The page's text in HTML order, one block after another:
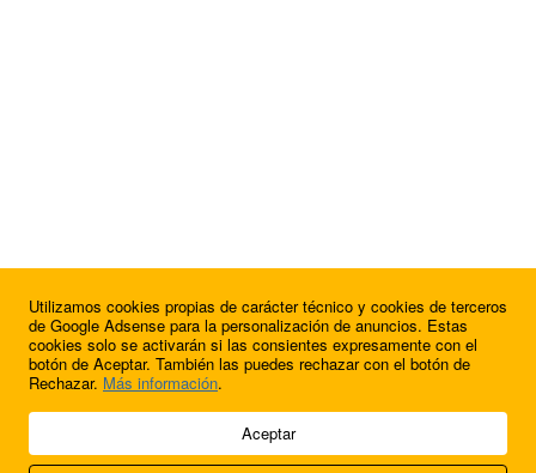
© 2009 - 2026 Soluciones Corporativas IP, SL.
Utilizamos cookies propias de carácter técnico y cookies de terceros
de Google Adsense para la personalización de anuncios. Estas
cookies solo se activarán si las consientes expresamente con el
botón de Aceptar. También las puedes rechazar con el botón de
Rechazar. Más información.
Aceptar